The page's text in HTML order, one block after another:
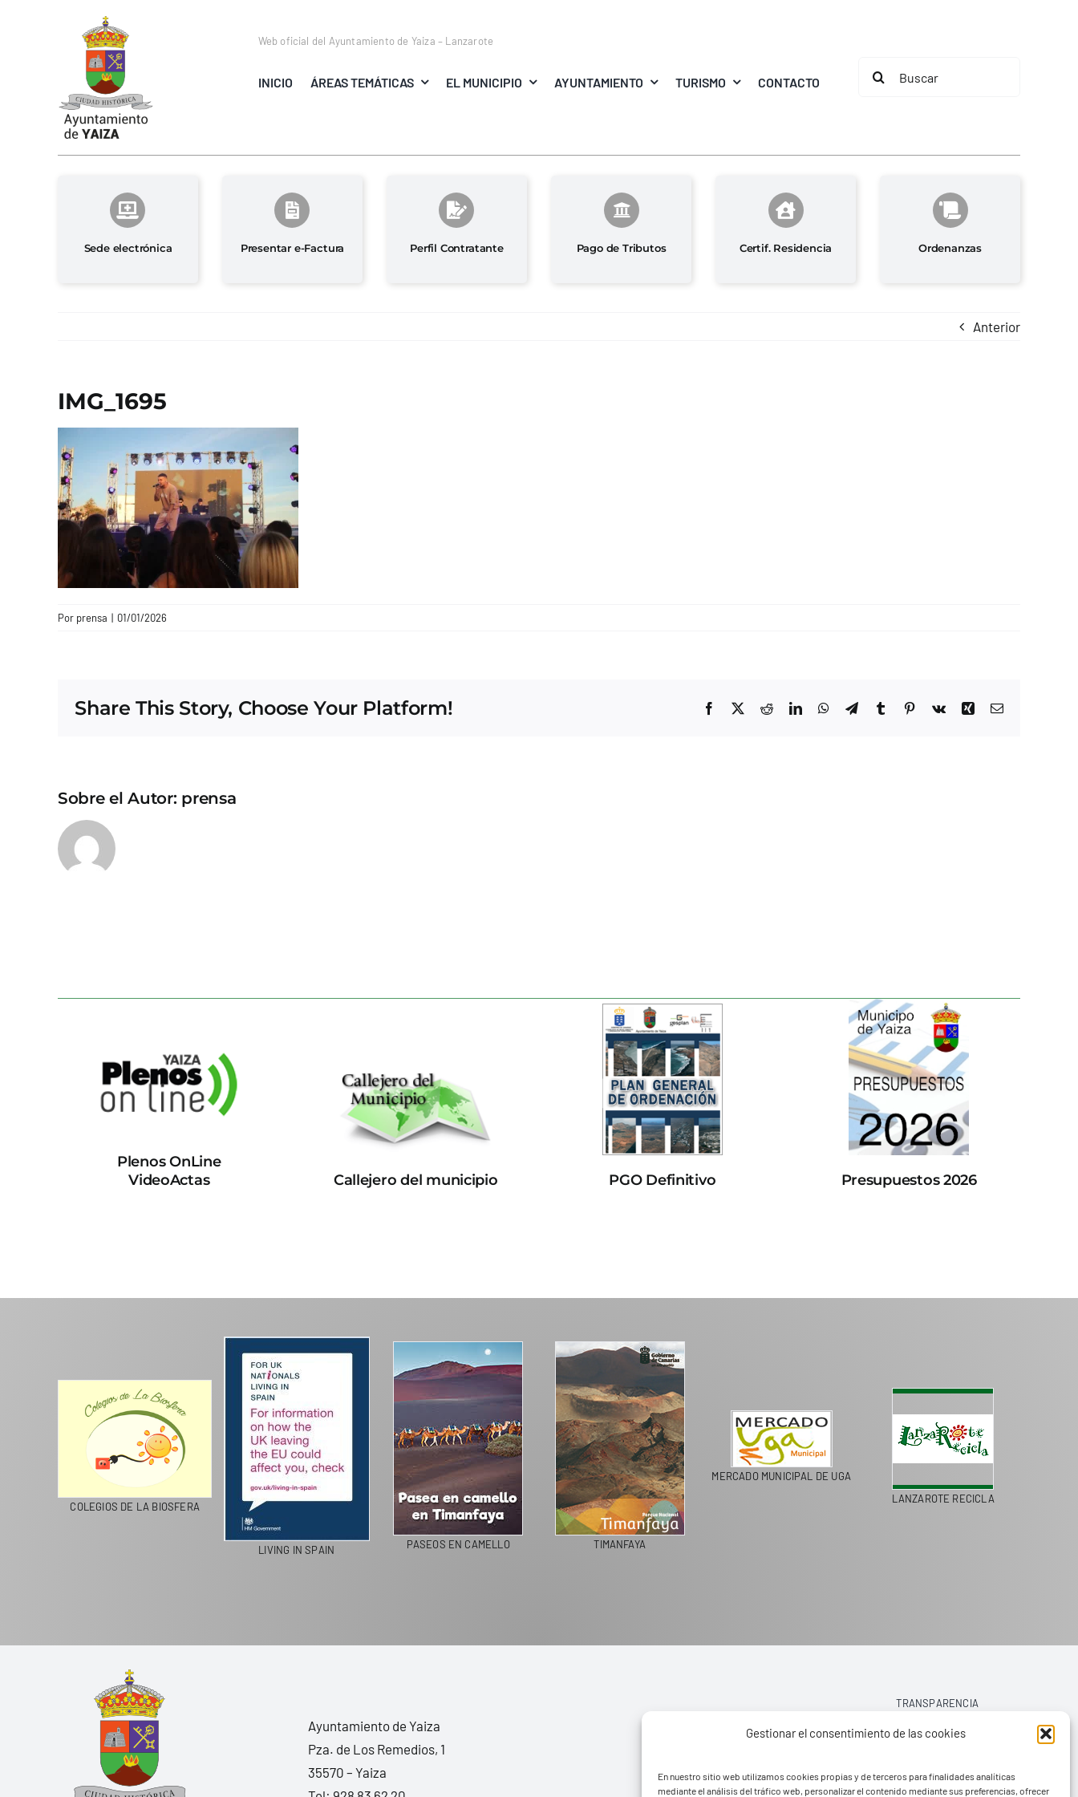
Gestionar el consentimiento de las cookies
En nuestro sitio web utilizamos cookies propias y de terceros para finalidades analíticas
mediante el análisis del tráfico web, personalizar el contenido mediante sus preferencias, ofrecer
Web oficial del Ayuntamiento de Yaiza – Lanzarote
INICIO ÁREAS TEMÁTICAS EL MUNICIPIO AYUNTAMIENTO TURISMO CONTACTO
Buscar:
Sede electrónica Presentar e-Factura Perfil Contratante Pago de Tributos Certif. Residencia Ordenanzas
Anterior
IMG_1695
Por prensa | 01/01/2026
Share This Story, Choose Your Platform! Facebook
X RedditLinkedInWhatsApp
TelegramTumblrPinterest
Vk Xing Correo
Sobre el Autor: prensa
Plenos OnLine
VideoActas
Callejero del municipio PGO Definitivo Presupuestos 2026
COLEGIOS DE LA BIOSFERA
LIVING IN SPAIN PASEOS EN CAMELLO TIMANFAYA
MERCADO MUNICIPAL DE UGA
LANZAROTE RECICLA
Ayuntamiento de Yaiza
Pza. de Los Remedios, 1
35570 – Yaiza
TRANSPARENCIA
AVISO LEGAL
POLÍTICA DE PRIVACIDAD